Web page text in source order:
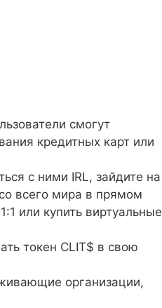
смогут
кредитных карт или
с ними IRL, зайдите на
всего мира в прямом
или купить виртуальные
токен CLIT$ в свою
организации,